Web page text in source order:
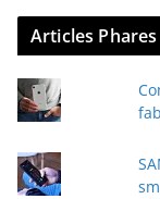
v
r
e
e
-
Articles Phares